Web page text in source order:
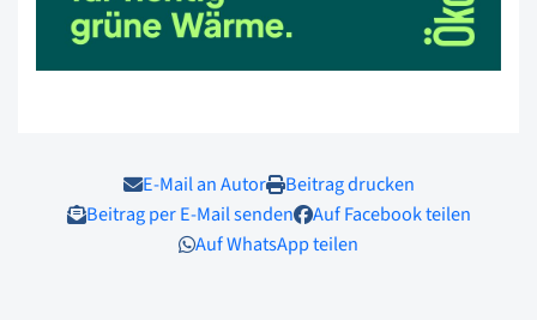
E-Mail an Autor
Beitrag drucken
Beitrag per E-Mail senden
Auf Facebook teilen
Auf WhatsApp teilen